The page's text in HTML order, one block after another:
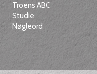
Troens ABC
Studie
Nøgleord